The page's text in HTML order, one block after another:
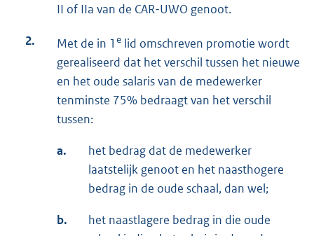
II of IIa van de CAR-UWO genoot.
2. Met de in 1 e lid omschreven promotie wordt
gerealiseerd dat het verschil tussen het nieuwe
en het oude salaris van de medewerker
tenminste 75% bedraagt van het verschil
tussen:
a.
het bedrag dat de medewerker
laatstelijk genoot en het naasthogere
bedrag in de oude schaal, dan wel;
b.
het naastlagere bedrag in die oude